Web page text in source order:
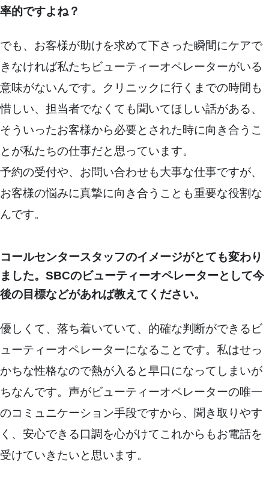
率的ですよね？
でも、お客様が助けを求めて下さった瞬間にケアで
きなければ私たちビューティーオペレーターがいる
意味がないんです。クリニックに行くまでの時間も
惜しい、担当者でなくても聞いてほしい話がある、
そういったお客様から必要とされた時に向き合うこ
とが私たちの仕事だと思っています。
予約の受付や、お問い合わせも大事な仕事ですが、
お客様の悩みに真摯に向き合うことも重要な役割な
んです。
コールセンタースタッフのイメージがとても変わり
ました。SBCのビューティーオペレーターとして今
後の目標などがあれば教えてください。
優しくて、落ち着いていて、的確な判断ができるビ
ューティーオペレーターになることです。私はせっ
かちな性格なので熱が入ると早口になってしまいが
ちなんです。声がビューティーオペレーターの唯一
のコミュニケーション手段ですから、聞き取りやす
く、安心できる口調を心がけてこれからもお電話を
受けていきたいと思います。